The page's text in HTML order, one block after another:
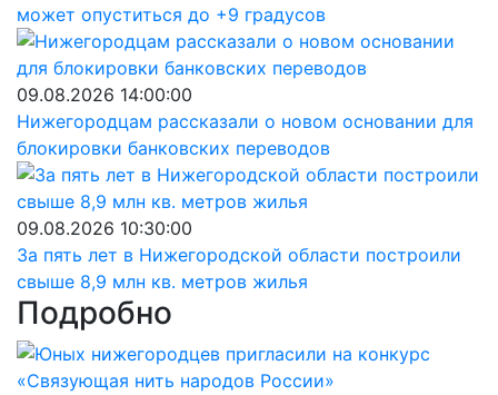
может опуститься до +9 градусов
09.08.2026 14:00:00
Нижегородцам рассказали о новом основании для
блокировки банковских переводов
09.08.2026 10:30:00
За пять лет в Нижегородской области построили
свыше 8,9 млн кв. метров жилья
Подробно